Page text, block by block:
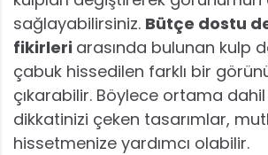
sağlayabilirsiniz. Bütçe dostu
fikirleri arasında bulunan kulp
çabuk hissedilen farklı bir
çıkarabilir. Böylece ortama
dikkatinizi çeken tasarımlar,
hissetmenize yardımcı olabilir.